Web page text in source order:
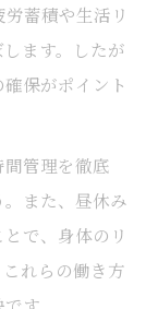
蓄積や生活リ
ます。したが
保がポイント
管理を徹底
また、昼休み
で、身体のリ
れらの働き方